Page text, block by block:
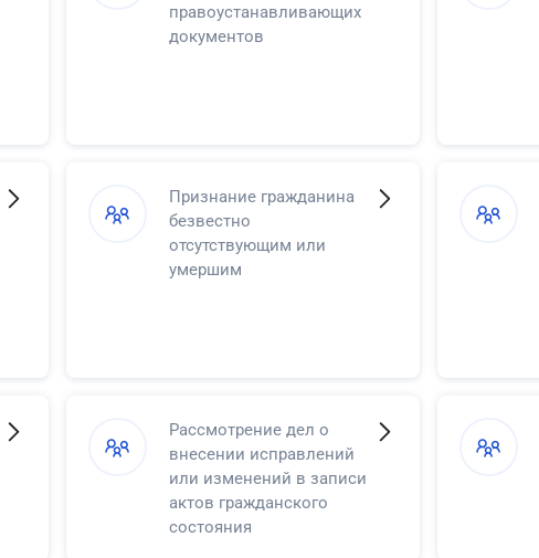
правоустанавливающих
документов
Признание гражданина
безвестно
отсутствующим или
умершим
Рассмотрение дел о
внесении исправлений
или изменений в записи
актов гражданского
состояния